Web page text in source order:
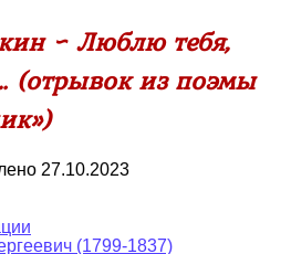
~ Люблю тебя,
(отрывок из поэмы
27.10.2023